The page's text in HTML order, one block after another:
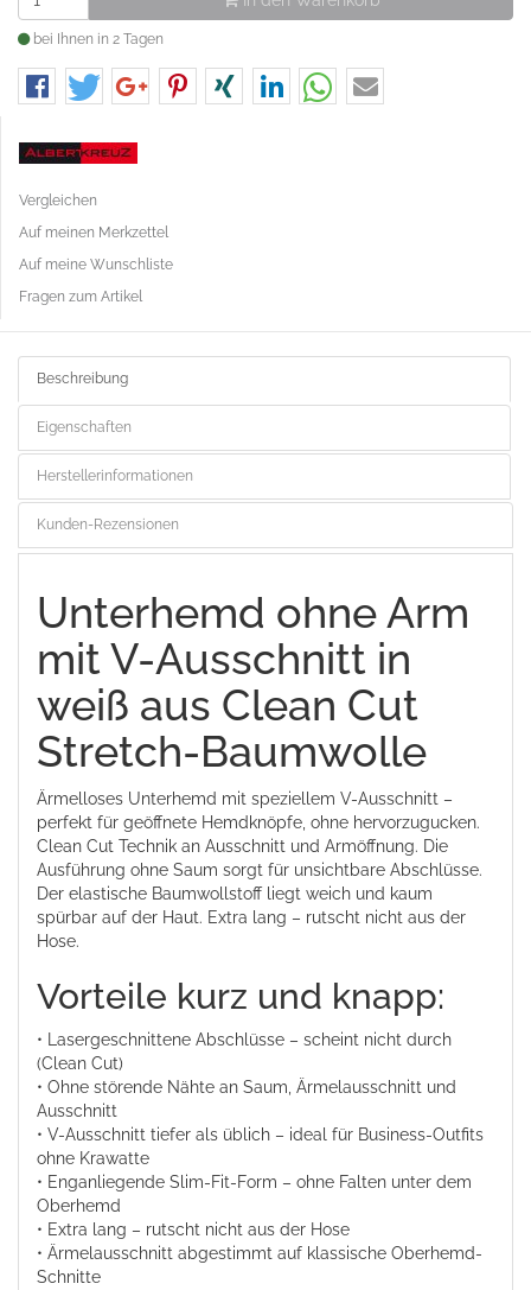
bei Ihnen in 2 Tagen
Vergleichen
Auf meinen Merkzettel
Auf meine Wunschliste
Fragen zum Artikel
Beschreibung
Eigenschaften
Herstellerinformationen
Kunden-Rezensionen
Unterhemd ohne Arm
mit V-Ausschnitt in
weiß aus Clean Cut
Stretch-Baumwolle
Ärmelloses Unterhemd mit speziellem V-Ausschnitt –
perfekt für geöffnete Hemdknöpfe, ohne hervorzugucken.
Clean Cut Technik an Ausschnitt und Armöffnung. Die
Ausführung ohne Saum sorgt für unsichtbare Abschlüsse.
Der elastische Baumwollstoff liegt weich und kaum
spürbar auf der Haut. Extra lang – rutscht nicht aus der
Hose.
Vorteile kurz und knapp:
• Lasergeschnittene Abschlüsse – scheint nicht durch
(Clean Cut)
• Ohne störende Nähte an Saum, Ärmelausschnitt und
Ausschnitt
• V-Ausschnitt tiefer als üblich – ideal für Business-Outfits
ohne Krawatte
• Enganliegende Slim-Fit-Form – ohne Falten unter dem
Oberhemd
• Extra lang – rutscht nicht aus der Hose
• Ärmelausschnitt abgestimmt auf klassische Oberhemd-
Schnitte